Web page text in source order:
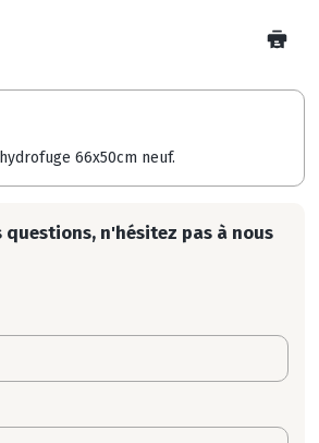
66x50cm neuf.
questions, n'hésitez pas à nous